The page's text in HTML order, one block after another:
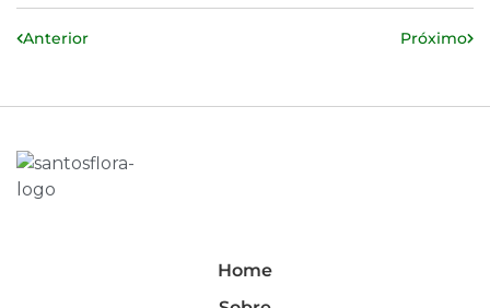
Anterior Próximo
Home